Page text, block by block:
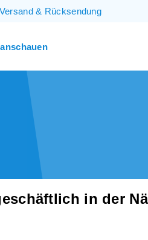
Versand& Rücksendung
in der